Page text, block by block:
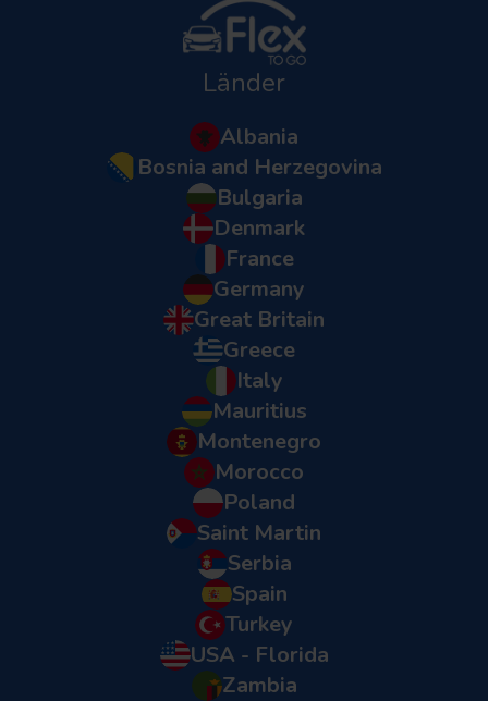
Länder
Albania
Bosnia and Herzegovina
Bulgaria
Denmark
France
Germany
Great Britain
Greece
Italy
Mauritius
Montenegro
Morocco
Poland
Saint Martin
Serbia
Spain
Turkey
USA - Florida
Zambia